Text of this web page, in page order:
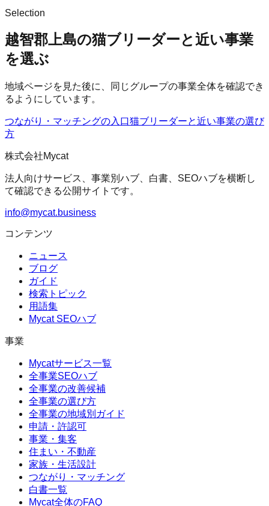
Selection
越智郡上島の猫ブリーダーと近い事業
を選ぶ
地域ページを見た後に、同じグループの事業全体を確認でき
るようにしています。
つながり・マッチングの入口猫ブリーダーと近い事業の選び
方
株式会社Mycat
法人向けサービス、事業別ハブ、白書、SEOハブを横断し
て確認できる公開サイトです。
info@mycat.business
コンテンツ
ニュース
ブログ
ガイド
検索トピック
用語集
Mycat SEOハブ
事業
Mycatサービス一覧
全事業SEOハブ
全事業の改善候補
全事業の選び方
全事業の地域別ガイド
申請・許認可
事業・集客
住まい・不動産
家族・生活設計
つながり・マッチング
白書一覧
Mycat全体のFAQ